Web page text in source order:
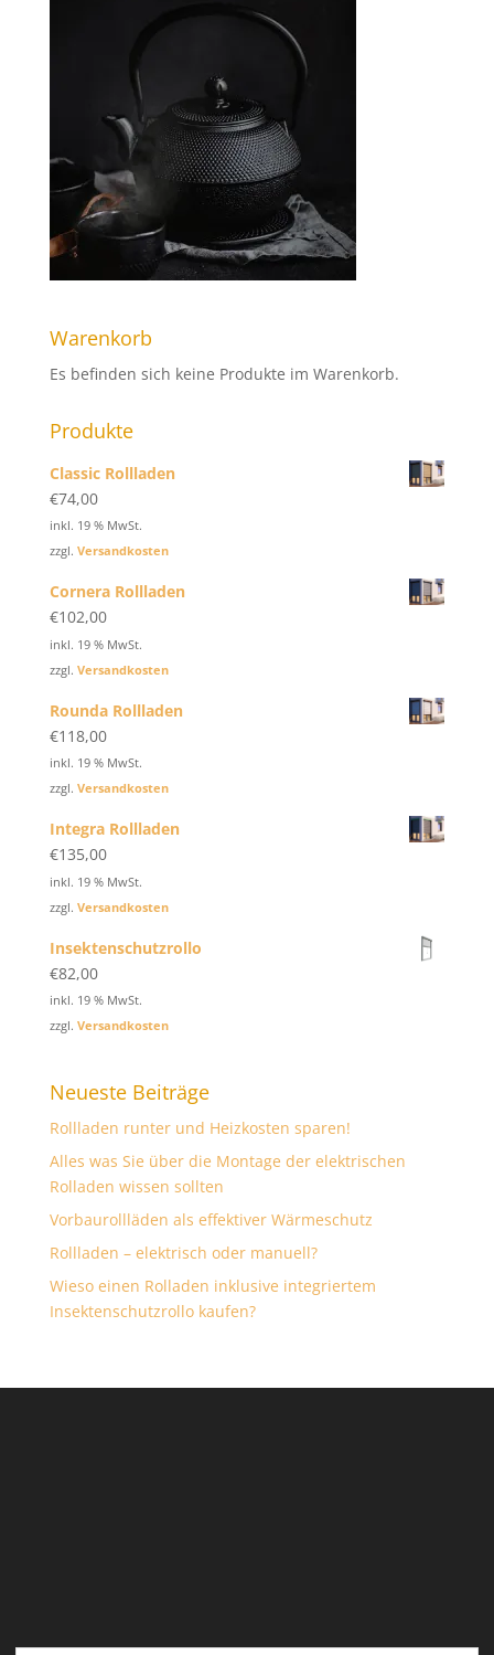
Warenkorb
Es befinden sich keine Produkte im Warenkorb.
Produkte
Classic Rollladen
€74,00
inkl. 19 % MwSt.
zzgl. Versandkosten
Cornera Rollladen
€102,00
inkl. 19 % MwSt.
zzgl. Versandkosten
Rounda Rollladen
€118,00
inkl. 19 % MwSt.
zzgl. Versandkosten
Integra Rollladen
€135,00
inkl. 19 % MwSt.
zzgl. Versandkosten
Insektenschutzrollo
€82,00
inkl. 19 % MwSt.
zzgl. Versandkosten
Neueste Beiträge
Rollladen runter und Heizkosten sparen!
Alles was Sie über die Montage der elektrischen
Rolladen wissen sollten
Vorbaurollläden als effektiver Wärmeschutz
Rollladen – elektrisch oder manuell?
Wieso einen Rolladen inklusive integriertem
Insektenschutzrollo kaufen?